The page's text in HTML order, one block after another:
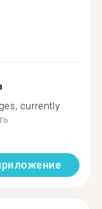
currently